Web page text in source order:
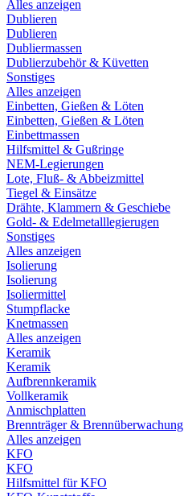
Alles anzeigen
Dublieren
Dublieren
Dubliermassen
Dublierzubehör & Küvetten
Sonstiges
Alles anzeigen
Einbetten, Gießen & Löten
Einbetten, Gießen & Löten
Einbettmassen
Hilfsmittel & Gußringe
NEM-Legierungen
Lote, Fluß- & Abbeizmittel
Tiegel & Einsätze
Drähte, Klammern & Geschiebe
Gold- & Edelmetalllegierugen
Sonstiges
Alles anzeigen
Isolierung
Isolierung
Isoliermittel
Stumpflacke
Knetmassen
Alles anzeigen
Keramik
Keramik
Aufbrennkeramik
Vollkeramik
Anmischplatten
Brennträger & Brennüberwachung
Alles anzeigen
KFO
KFO
Hilfsmittel für KFO